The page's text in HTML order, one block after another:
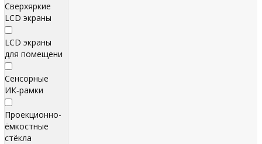
Сверхяркие
LCD экраны
LCD экраны
для помещений
Сенсорные
ИК‑рамки
Проекционно-
ёмкостные
стёкла